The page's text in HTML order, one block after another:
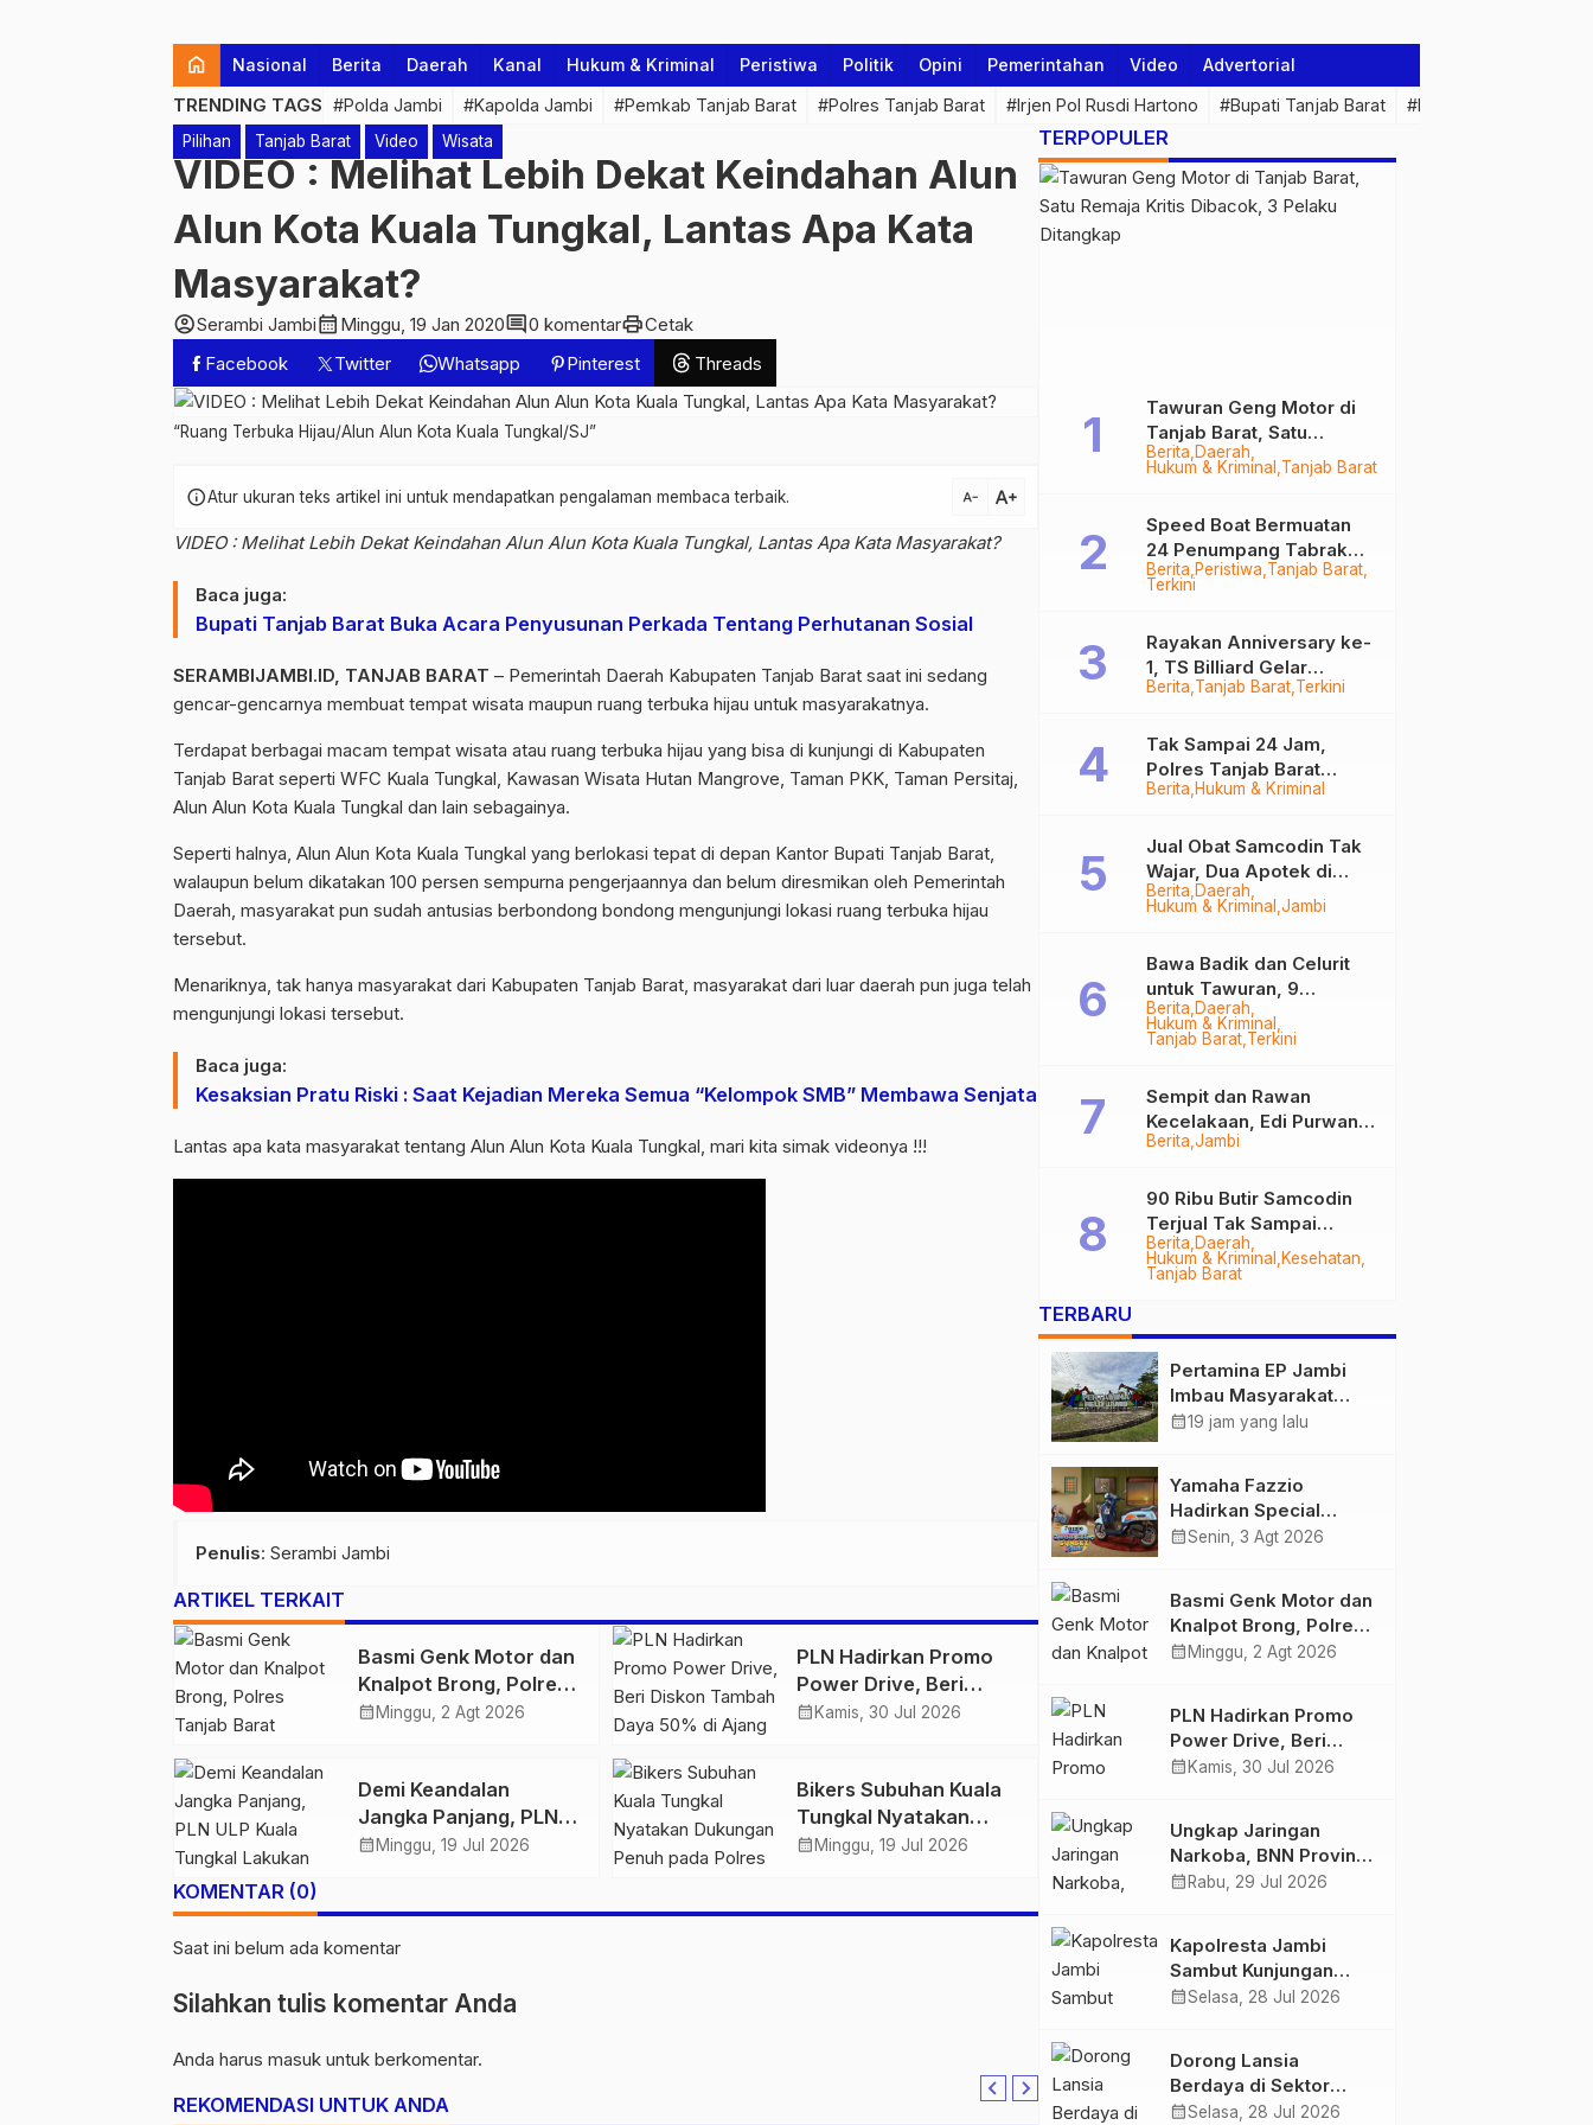
home Nasional Berita Daerah Kanal Hukum & Kriminal Peristiwa Politik Opini Pemerintahan Video Advertorial
TRENDING TAGS #Polda Jambi #Kapolda Jambi #Pemkab Tanjab Barat #Polres Tanjab Barat #Irjen Pol Rusdi Hartono #Bupati Tanjab Barat #Pemprov Jambi
Pilihan Tanjab Barat Video Wisata
VIDEO : Melihat Lebih Dekat Keindahan Alun
Alun Kota Kuala Tungkal, Lantas Apa Kata
Masyarakat?
account_circleSerambi Jambicalendar_month Minggu, 19 Jan 2020comment0 komentarprintCetak
Facebook
Twitter Whatsapp Pinterest Threads
“Ruang Terbuka Hijau/Alun Alun Kota Kuala Tungkal/SJ”
infoAtur ukuran teks artikel ini untuk mendapatkan pengalaman membaca terbaik. text_decrease text_increase
VIDEO : Melihat Lebih Dekat Keindahan Alun Alun Kota Kuala Tungkal, Lantas Apa Kata Masyarakat?
Baca juga:
Bupati Tanjab Barat Buka Acara Penyusunan Perkada Tentang Perhutanan Sosial
SERAMBIJAMBI.ID, TANJAB BARAT – Pemerintah Daerah Kabupaten Tanjab Barat saat ini sedang
gencar-gencarnya membuat tempat wisata maupun ruang terbuka hijau untuk masyarakatnya.
Terdapat berbagai macam tempat wisata atau ruang terbuka hijau yang bisa di kunjungi di Kabupaten
Tanjab Barat seperti WFC Kuala Tungkal, Kawasan Wisata Hutan Mangrove, Taman PKK, Taman Persitaj,
Alun Alun Kota Kuala Tungkal dan lain sebagainya.
Seperti halnya, Alun Alun Kota Kuala Tungkal yang berlokasi tepat di depan Kantor Bupati Tanjab Barat,
walaupun belum dikatakan 100 persen sempurna pengerjaannya dan belum diresmikan oleh Pemerintah
Daerah, masyarakat pun sudah antusias berbondong bondong mengunjungi lokasi ruang terbuka hijau
tersebut.
Menariknya, tak hanya masyarakat dari Kabupaten Tanjab Barat, masyarakat dari luar daerah pun juga telah
mengunjungi lokasi tersebut.
Baca juga:
Kesaksian Pratu Riski : Saat Kejadian Mereka Semua “Kelompok SMB” Membawa Senjata
Lantas apa kata masyarakat tentang Alun Alun Kota Kuala Tungkal, mari kita simak videonya !!!
Penulis: Serambi Jambi
ARTIKEL TERKAIT
Basmi Genk Motor dan
Knalpot Brong, Polres
Tanjab Barat Amankan
calendar_month Minggu, 2 Agt 2026
PLN Hadirkan Promo
Power Drive, Beri
Diskon Tambah Daya
calendar_month Kamis, 30 Jul 2026
Demi Keandalan
Jangka Panjang, PLN
ULP Kuala Tungkal
calendar_month Minggu, 19 Jul 2026
Bikers Subuhan Kuala
Tungkal Nyatakan
Dukungan Penuh pada
calendar_month Minggu, 19 Jul 2026
KOMENTAR (0)
Saat ini belum ada komentar
Silahkan tulis komentar Anda
Anda harus masuk untuk berkomentar.
REKOMENDASI UNTUK ANDA
TERPOPULER
Berita Daerah
Hukum & Kriminal Tanjab Barat
Tawuran Geng Motor di
Tanjab Barat, Satu
Remaja Kritis Dibacok, 3
Pelaku Ditangkap
Berita Peristiwa Tanjab Barat
Terkini
Speed Boat Bermuatan
24 Penumpang Tabrak
Togok di Kuala Tungkal,
Berita Tanjab Barat Terkini
Rayakan Anniversary ke-
1, TS Billiard Gelar
Turnamen 9 Ball
Berita Hukum & Kriminal
Tak Sampai 24 Jam,
Polres Tanjab Barat
Ringkus Komplotan
Tungkal
Berita Daerah
Hukum & Kriminal Jambi
Jual Obat Samcodin Tak
Wajar, Dua Apotek di
Tanjab Barat Disegel
Berita Daerah
Hukum & Kriminal
Tanjab Barat Terkini
Bawa Badik dan Celurit
untuk Tawuran, 9
Anggota Geng Motor di
Tanjab Barat Diringkus
Berita Jambi
Sempit dan Rawan
Kecelakaan, Edi Purwanto
Targetkan Jalan Lintas
2028
Berita Daerah
Hukum & Kriminal
Kesehatan
Tanjab Barat
90 Ribu Butir Samcodin
Terjual Tak Sampai
Setahun, Indra Safari
Desak Audit Menyeluruh
TERBARU
Pertamina EP Jambi
Imbau Masyarakat
Tidak Beraktivitas di
Bersama
calendar_month19 jam yang lalu
Yamaha Fazzio
Hadirkan Special
Edition Sunset Blue,
Semakin Skena
calendar_monthSenin, 3 Agt 2026
Basmi Genk Motor dan
Knalpot Brong, Polres
Tanjab Barat Amankan
calendar_month Minggu, 2 Agt 2026
PLN Hadirkan Promo
Power Drive, Beri
Diskon Tambah Daya
calendar_month Kamis, 30 Jul 2026
Ungkap Jaringan
Narkoba, BNN Provinsi
Jambi dan Bea Cukai
Butir Ekstasi dan 146
Gram Sabu
calendar_month Rabu, 29 Jul 2026
Kapolresta Jambi
Sambut Kunjungan
Ketua dan Pengurus
Kolaborasi
calendar_monthSelasa, 28 Jul 2026
Dorong Lansia
Berdaya di Sektor
Hijau, Pertamina EP
calendar_monthSelasa, 28 Jul 2026